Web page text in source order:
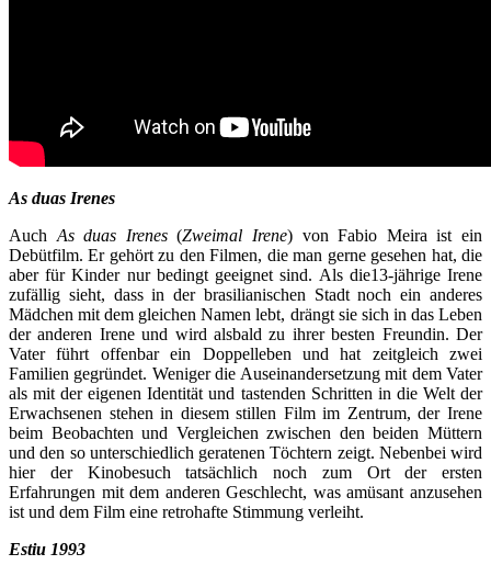
As duas Irenes
Auch As duas Irenes(Zweimal Irene) von Fabio Meira ist ein
Debütfilm. Er gehört zu den Filmen, die man gerne gesehen hat, die
aber für Kinder nur bedingt geeignet sind. Als die13-jährige Irene
zufällig sieht, dass in der brasilianischen Stadt noch ein anderes
Mädchen mit dem gleichen Namen lebt, drängt sie sich in das Leben
der anderen Irene und wird alsbald zu ihrer besten Freundin. Der
Vater führt offenbar ein Doppelleben und hat zeitgleich zwei
Familien gegründet. Weniger die Auseinandersetzung mit dem Vater
als mit der eigenen Identität und tastenden Schritten in die Welt der
Erwachsenen stehen in diesem stillen Film im Zentrum, der Irene
beim Beobachten und Vergleichen zwischen den beiden Müttern
und den so unterschiedlich geratenen Töchtern zeigt. Nebenbei wird
hier der Kinobesuch tatsächlich noch zum Ort der ersten
Erfahrungen mit dem anderen Geschlecht, was amüsant anzusehen
ist und dem Film eine retrohafte Stimmung verleiht.
Estiu 1993